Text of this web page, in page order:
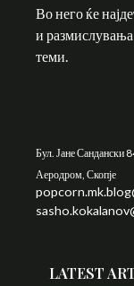
Во него ќе
и
теми.
Бул. Јане Сандански
Аеродром, Скопје
LATEST